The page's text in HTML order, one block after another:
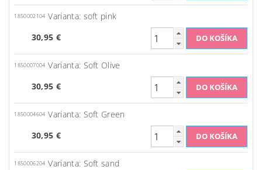
1850002104 Varianta: soft pink
30,95 €
1850007004 Varianta: Soft Olive
30,95 €
1850004604 Varianta: Soft Green
30,95 €
1850006204 Varianta: Soft sand